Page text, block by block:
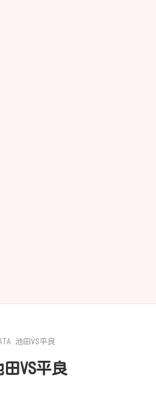
池田VS平良
田VS平良